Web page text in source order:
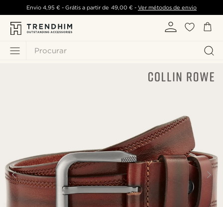
Procurar
Envio 4,95 €- Grátis a partir de 49,00 €- Ver métodos de envio